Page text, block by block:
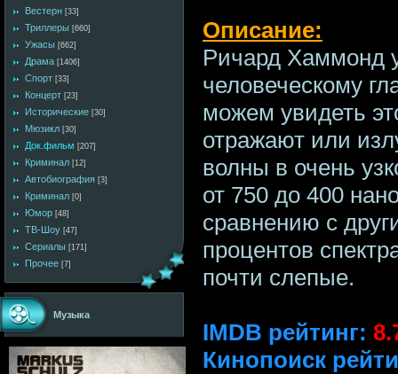
Вестерн [33]
Триллеры [660]
Ужасы [662]
Драма [1406]
Спорт [33]
Концерт [23]
Исторические [30]
Мюзикл [30]
Док.фильм [207]
Криминал [12]
Автобиография [3]
Криминал [0]
Юмор [48]
ТВ-Шоу [47]
Сериалы [171]
Прочее [7]
Музыка
Описание:
Ричард Хаммонд
человеческому
можем увидеть
отражают или
волны в очень
от 750 до 400
сравнению с
процентов
почти слепые.
IMDB рейтинг:
Кинопоиск